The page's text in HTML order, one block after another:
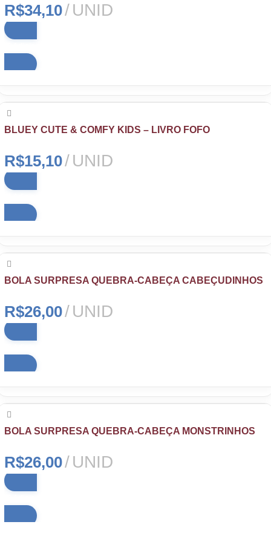
R$34,10 UNID
BLUEY CUTE & COMFY KIDS – LIVRO FOFO
R$15,10 UNID
BOLA SURPRESA QUEBRA-CABEÇA CABEÇUDINHOS
R$26,00 UNID
BOLA SURPRESA QUEBRA-CABEÇA MONSTRINHOS
R$26,00 UNID